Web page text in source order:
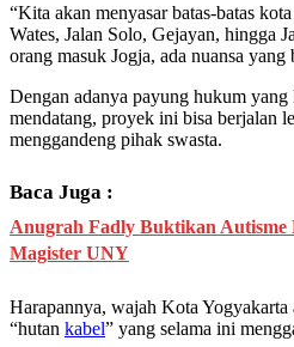
“Kita akan menyasar batas-batas
Wates, Jalan Solo, Gejayan, hingga
orang masuk Jogja, ada nuansa yang
Dengan adanya payung hukum
mendatang, proyek ini bisa berjalan
menggandeng pihak swasta.
Baca Juga :
Anugrah Fadly Buktikan Autisme
Magister UNY
Harapannya, wajah Kota Yogyakarta
“hutan kabel” yang selama ini